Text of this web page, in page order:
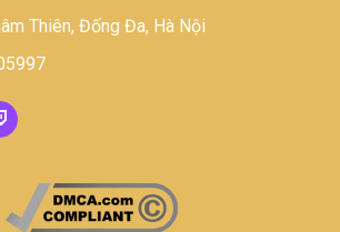
Thiên, Đống Đa, Hà Nội